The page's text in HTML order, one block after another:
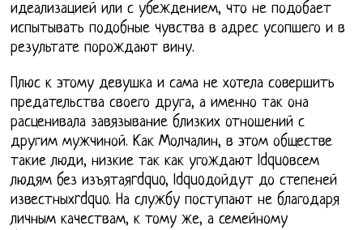
идеализацией или с убеждением, что не подобает
испытывать подобные чувства в адрес усопшего и в
результате порождают вину.
Плюс к этому девушка и сама не хотела совершить
предательства своего друга, а именно так она
расценивала завязывание близких отношений с
другим мужчиной. Как Молчалин, в этом обществе
такие люди, низкие так как угождают ldquoвсем
людям без изъятаяrdquo, ldquoдойдут до степеней
известныхrdquo. На службу поступают не благодаря
личным качествам, к тому же, а семейному